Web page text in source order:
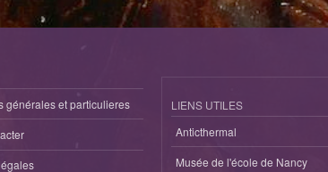
générales et particulieres
LIENS UTILES
Anticthermal
Musée de l'école de Nancy